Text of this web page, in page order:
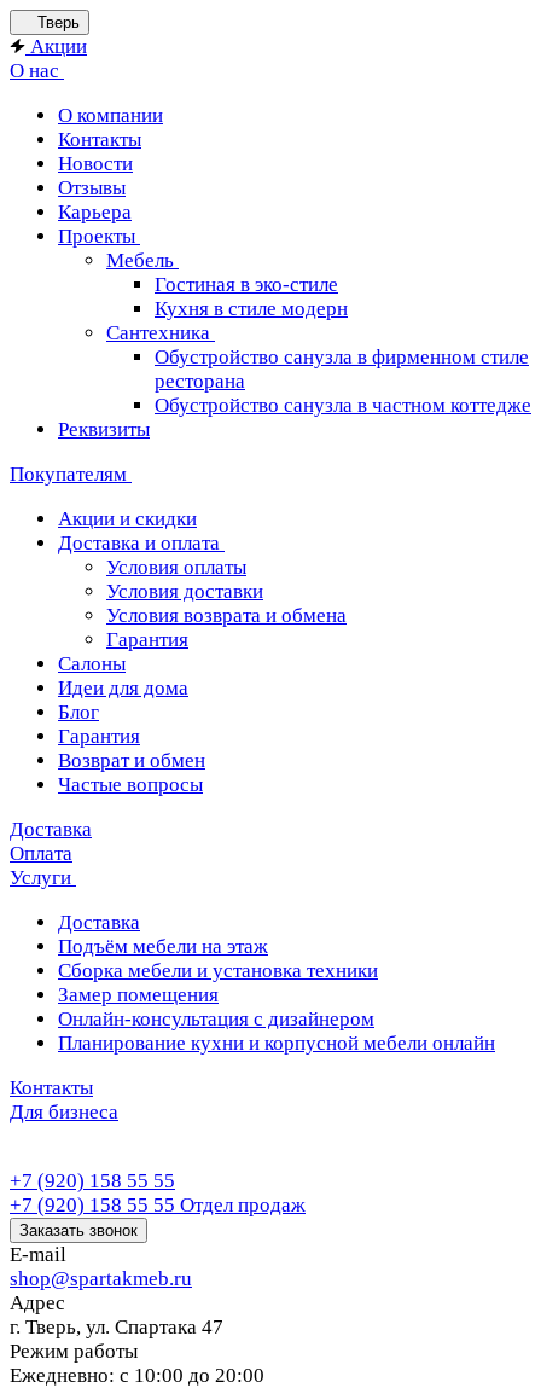
Тверь
Акции
О нас
О компании
Контакты
Новости
Отзывы
Карьера
Проекты
Мебель
Гостиная в эко-стиле
Кухня в стиле модерн
Сантехника
Обустройство санузла в фирменном стиле
ресторана
Обустройство санузла в частном коттедже
Реквизиты
Покупателям
Акции и скидки
Доставка и оплата
Условия оплаты
Условия доставки
Условия возврата и обмена
Гарантия
Салоны
Идеи для дома
Блог
Гарантия
Возврат и обмен
Частые вопросы
Доставка
Оплата
Услуги
Доставка
Подъём мебели на этаж
Сборка мебели и установка техники
Замер помещения
Онлайн-консультация с дизайнером
Планирование кухни и корпусной мебели онлайн
Контакты
Для бизнеса
+7 (920) 158 55 55
+7 (920) 158 55 55 Отдел продаж
Заказать звонок
E-mail
shop@spartakmeb.ru
Адрес
г. Тверь, ул. Спартака 47
Режим работы
Ежедневно: с 10:00 до 20:00